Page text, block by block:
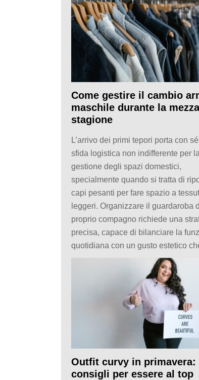
Come gestire il cambio
maschile durante la mezza
stagione
L’arrivo dei primi tepori porta con
sfida logistica non indifferente per la
gestione degli spazi domestici,
specialmente quando si tratta di
capi pesanti per fare spazio a
leggeri. Organizzare il guardaroba
proprio compagno richiede una
precisa, capace di bilanciare la
quotidiana con un gusto estetico
Outfit curvy in primavera:
consigli per essere al top